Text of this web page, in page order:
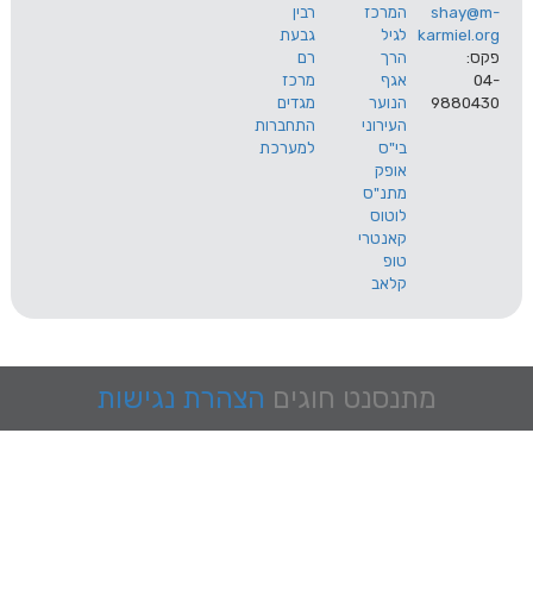
המרכז
לגיל
הרך
אגף
הנוער
רבין
גבעת
רם
מרכז
מגדים
התחברות
למערכת
מתנסנט חוגים הצהרת נגישות